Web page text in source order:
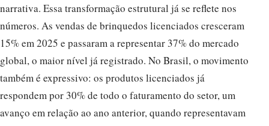
narrativa. Essa transformação estrutural já se reflete nos
números. As vendas de brinquedos licenciados cresceram
15% em 2025 e passaram a representar 37% do mercado
global, o maior nível já registrado. No Brasil, o movimento
também é expressivo: os produtos licenciados já
respondem por 30% de todo o faturamento do setor, um
avanço em relação ao ano anterior, quando representavam